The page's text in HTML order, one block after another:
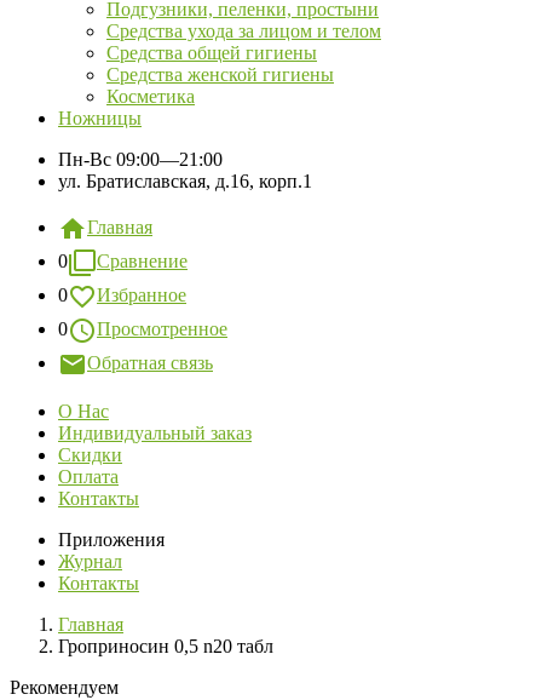
Подгузники, пеленки, простыни
Средства ухода за лицом и телом
Средства общей гигиены
Средства женской гигиены
Косметика
Ножницы
Пн-Вс 09:00—21:00
ул. Братиславская, д.16, корп.1
Главная
0
Сравнение
0
Избранное
0
Просмотренное
Обратная связь
О Нас
Индивидуальный заказ
Скидки
Оплата
Контакты
Приложения
Журнал
Контакты
Главная
Гроприносин 0,5 n20 табл
Рекомендуем